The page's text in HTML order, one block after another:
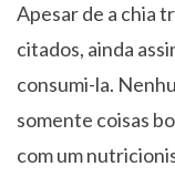
Apesar de a chia
citados, ainda
consumi-la.
somente coisas
com um